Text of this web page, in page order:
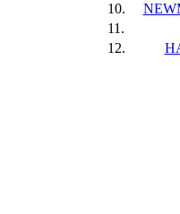
10.
11.
12.